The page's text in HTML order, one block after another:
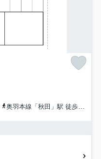
奥羽本線「秋田」駅 徒歩54分